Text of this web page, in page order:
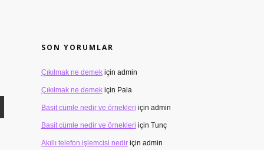
SON YORUMLAR
Çıkılmak ne demekiçin admin
Çıkılmak ne demekiçin Pala
Basit cümle nedir ve örnekleri için admin
Basit cümle nedir ve örnekleri için Tunç
Akıllı telefon işlemcisi nediriçin admin